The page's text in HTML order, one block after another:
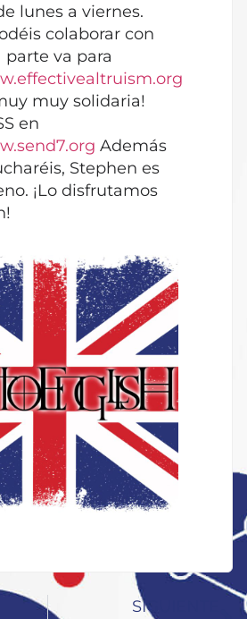
lunes a viernes.
colaborar con
parte va para
muy solidaria!
en
Además
Stephen es
¡Lo disfrutamos
SIGUIENTE